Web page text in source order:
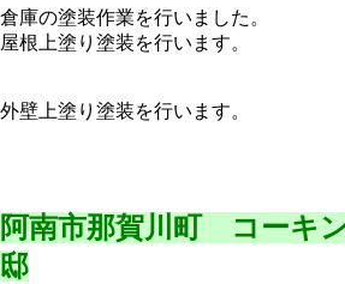
倉庫の塗装作業を行いました。
屋根上塗り塗装を行います。
外壁上塗り塗装を行います。
阿南市那賀川町 コーキ
邸